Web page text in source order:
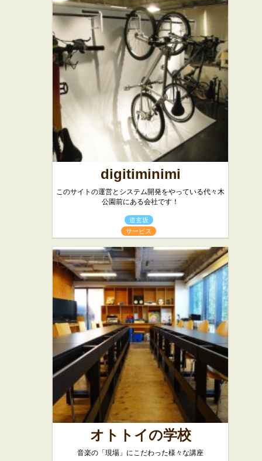
digitiminimi
このサイトの運営とシステム開発をやっている代々木
公園前にある会社です！
道玄坂
サービス
オトトイの学校
音楽の「現場」にこだわった様々な講座